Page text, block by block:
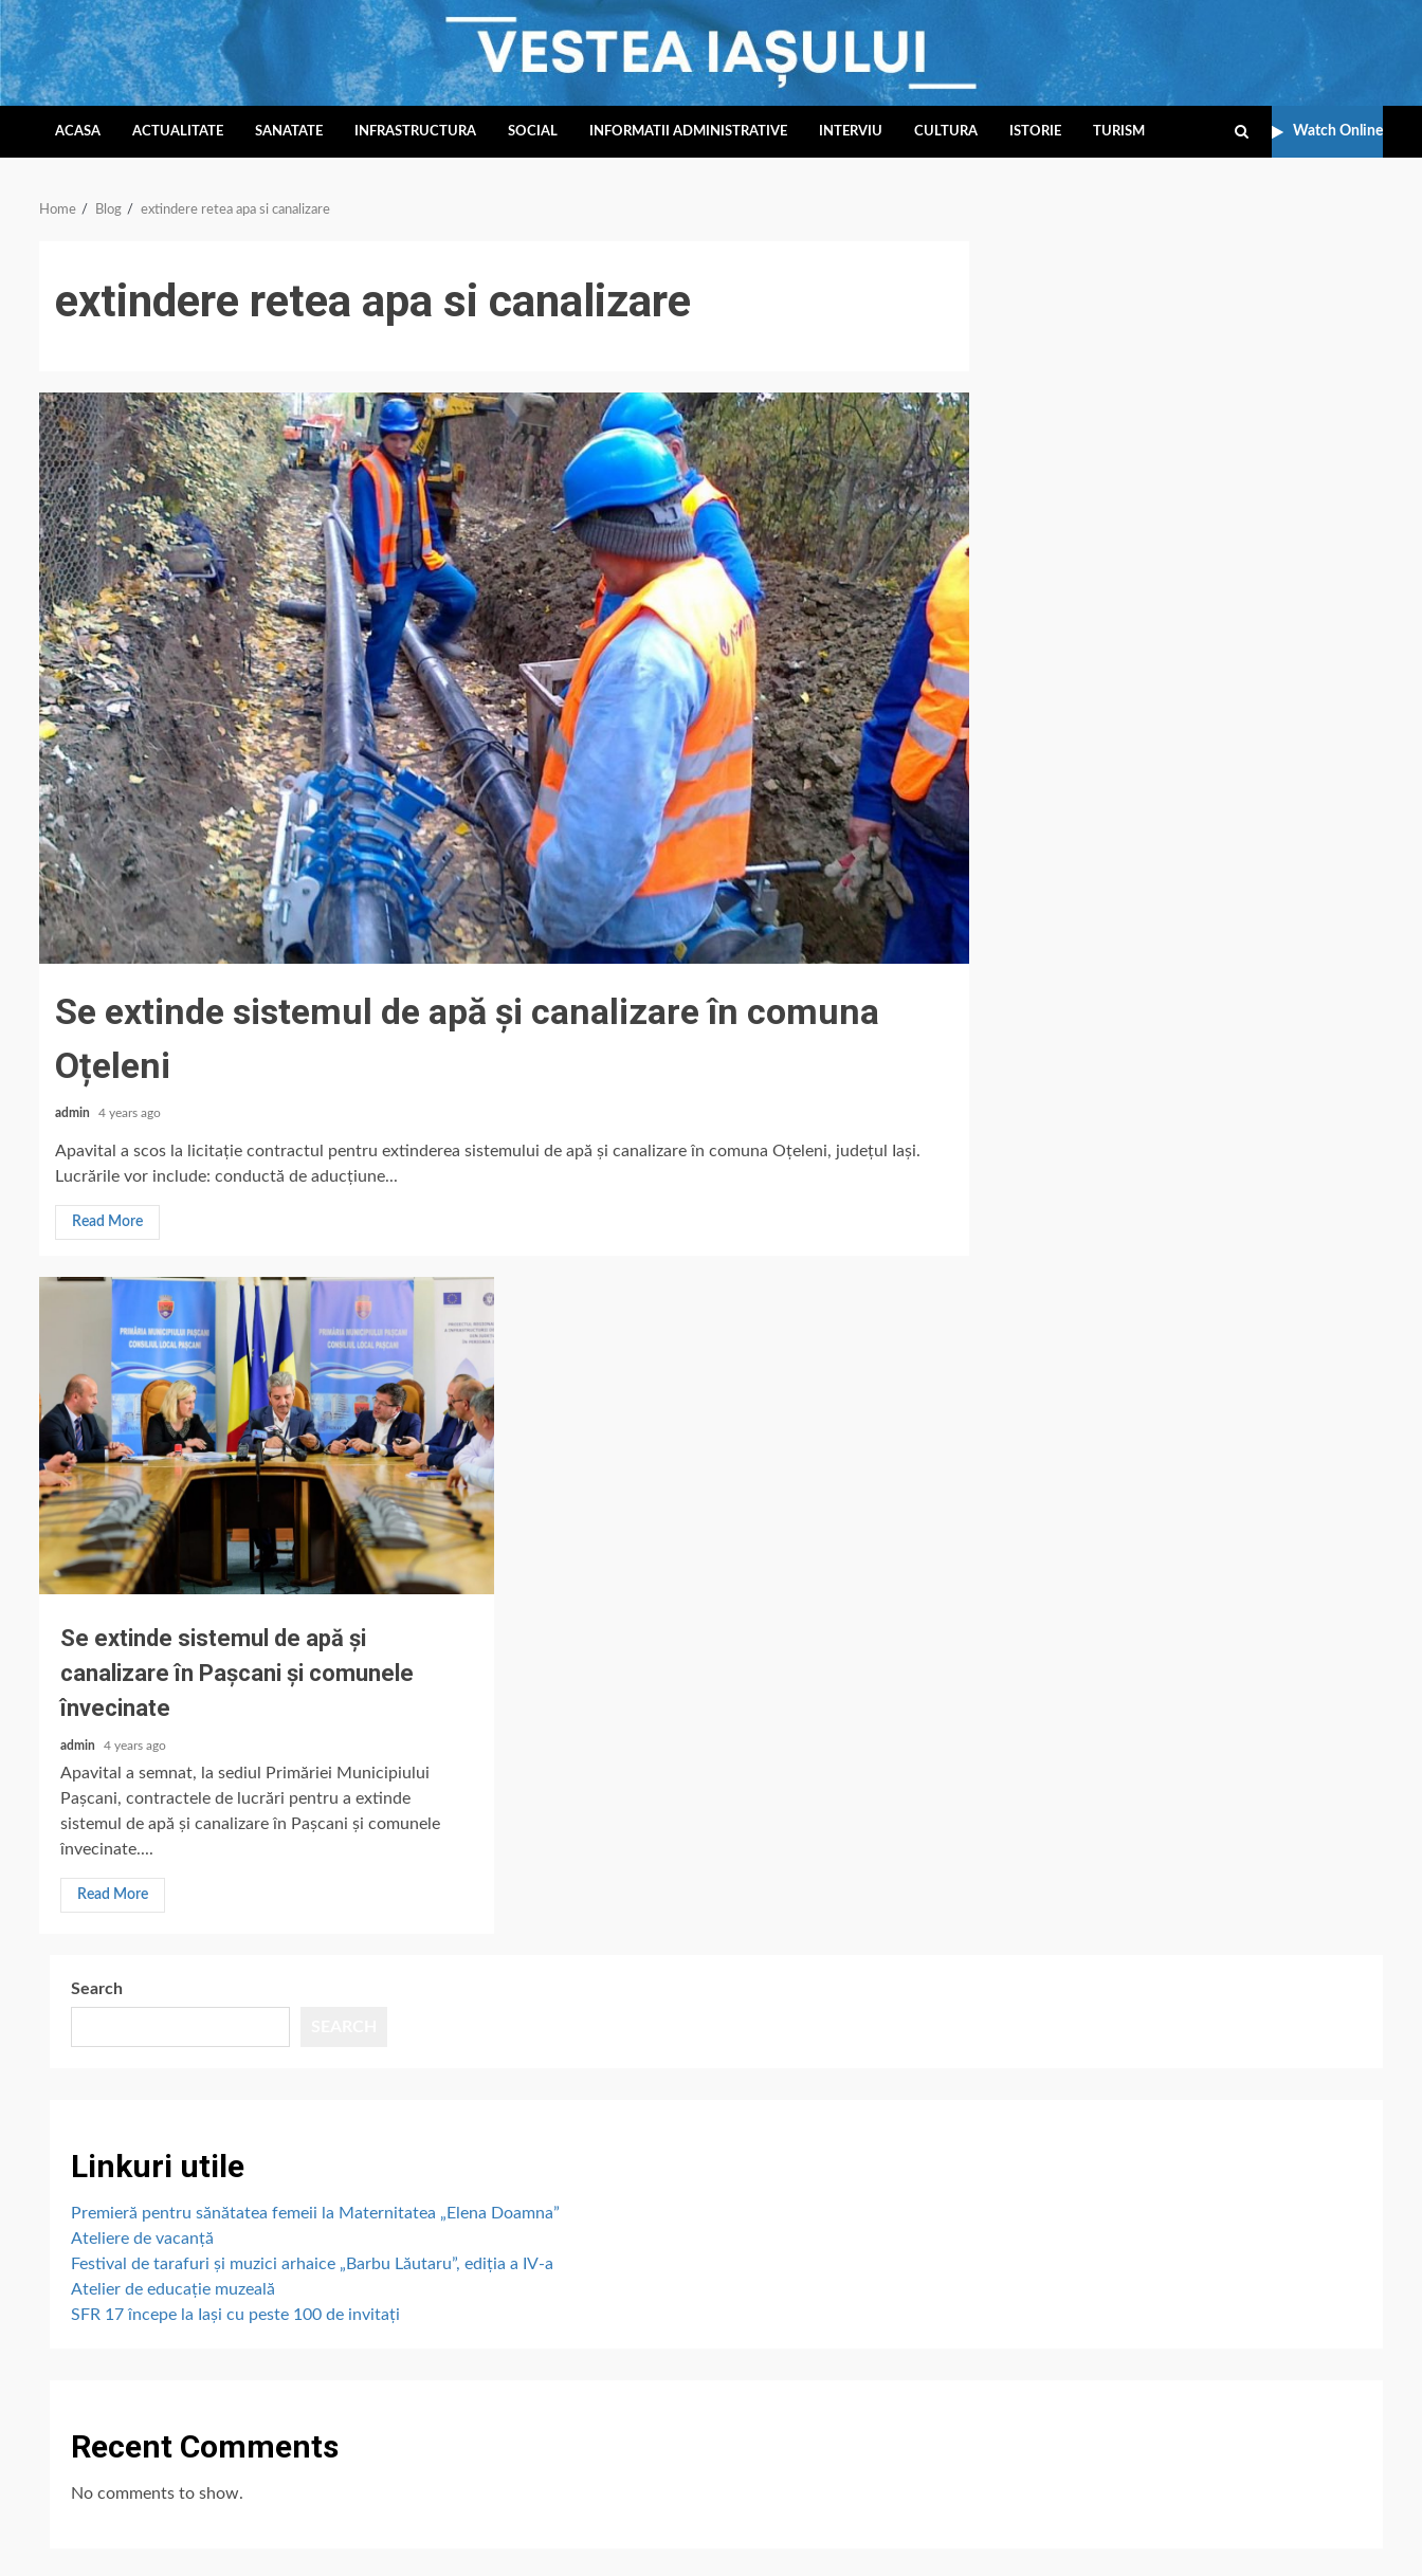
Skip
to
content
ACASA ACTUALITATE SANATATE INFRASTRUCTURA SOCIAL INFORMATII ADMINISTRATIVE INTERVIU CULTURA ISTORIE TURISM Watch Online
Home Blog extindere retea apa si canalizare
extindere retea apa si canalizare
Se extinde sistemul de apă și canalizare în comuna
Oțeleni
admin 4 years ago
Apavital a scos la licitație contractul pentru extinderea sistemului de apă și canalizare în comuna Oțeleni, județul Iași.
Lucrările vor include: conductă de aducțiune...
Read More
Se extinde sistemul de apă și
canalizare în Pașcani și comunele
învecinate
admin 4 years ago
Apavital a semnat, la sediul Primăriei Municipiului
Pașcani, contractele de lucrări pentru a extinde
sistemul de apă și canalizare în Pașcani și comunele
învecinate....
Read More
Search
Linkuri utile
Premieră pentru sănătatea femeii la Maternitatea „Elena Doamna”
Ateliere de vacanță
Festival de tarafuri și muzici arhaice „Barbu Lăutaru”, ediția a IV-a
Atelier de educație muzeală
SFR 17 începe la Iași cu peste 100 de invitați
Recent Comments
No comments to show.